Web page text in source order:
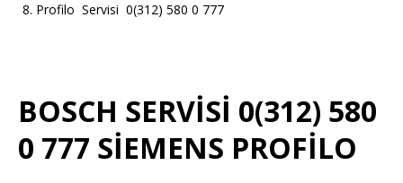
Profilo Servisi 0(312) 580 0 777
BOSCH SERVİSİ 0(312) 580
0 777 SİEMENS PROFİLO